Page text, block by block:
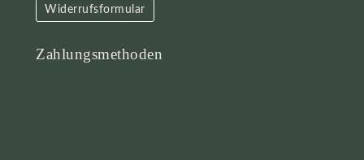
Widerrufsformular
Zahlungsmethoden